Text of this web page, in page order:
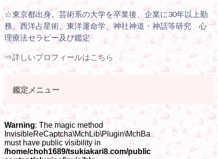
☆東京都出身。芸術系の大学を卒業後、企業に30年以上勤
務。西洋占星術、東洋運命学、神社神道・神話等研究 心
理療法セラピー及び鑑定
⇒詳しいプロフィールはこちら
鑑定メニュー